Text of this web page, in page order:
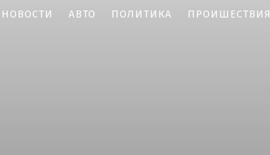
НОВОСТИ АВТО ПОЛИТИКА ПРОИШЕСТВИЯ